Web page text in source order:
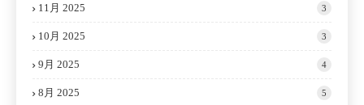
11月 2025 3
10月 2025 3
9月 2025 4
8月 2025 5